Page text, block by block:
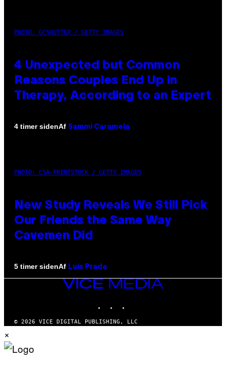
PHOTO: GCSHUTTER / GETTY IMAGES
4 Unexpected but Common
Reasons Couples End Up in
Therapy, According to an Expert
4 timer sidenAf Sammi Caramela
PHOTO: CSA-PRINTSTOCK / GETTY IMAGES
New Study Reveals We Still Pick
Our Friends the Same Way
Cavemen Did
5 timer sidenAf Luis Prada
VICE
MEDIA
© 2026 VICE DIGITAL PUBLISHING, LLC
×